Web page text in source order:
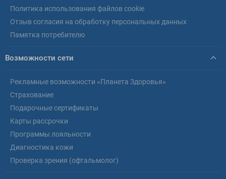
Политика использования файлов cookie
Отзыв согласия на обработку персональных данных
Памятка потребителю
Возможности сети
Рекламные возможности «Планета Здоровья»
Страхование
Подарочные сертификаты
Карты рассрочки
Программы лояльности
Диагностика кожи
Проверка зрения (офтальмолог)